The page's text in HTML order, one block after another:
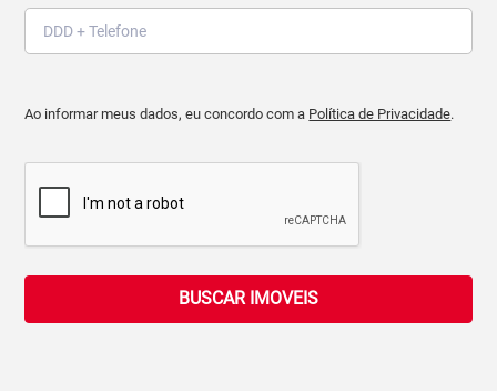
Ao informar meus dados, eu concordo com a Política de Privacidade.
BUSCAR IMOVEIS